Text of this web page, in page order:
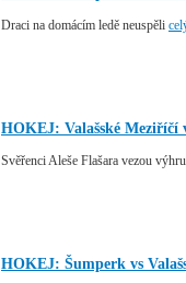
Draci na domácím ledě neuspěli
HOKEJ: Valašské Meziříčí
Svěřenci Aleše Flašara vezou výhru
HOKEJ: Šumperk vs